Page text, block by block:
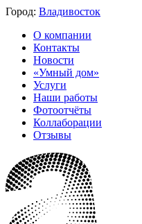
Город: Владивосток
О компании
Контакты
Новости
«Умный дом»
Услуги
Наши работы
Фотоотчёты
Коллаборации
Отзывы